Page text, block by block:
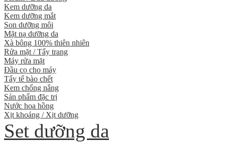
Kem dưỡng da
Kem dưỡng mắt
Son dưỡng môi
Mặt nạ dưỡng da
Xà bông 100% thiên nhiên
Rửa mặt / Tẩy trang
Máy rửa mặt
Đầu cọ cho máy
Tẩy tế bào chết
Kem chống nắng
Sản phẩm đặc trị
Nước hoa hồng
Xịt khoáng / Xịt dưỡng
Set dưỡng da